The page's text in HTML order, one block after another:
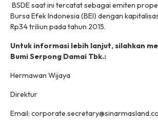
BSDE saat ini tercatat sebagai emiten
Bursa Efek Indonesia (BEI) dengan
Rp34 triliun pada tahun 2015.
Untuk informasi lebih lanjut, silahkan
Bumi Serpong Damai Tbk.:
Hermawan Wijaya
Direktur
Email: